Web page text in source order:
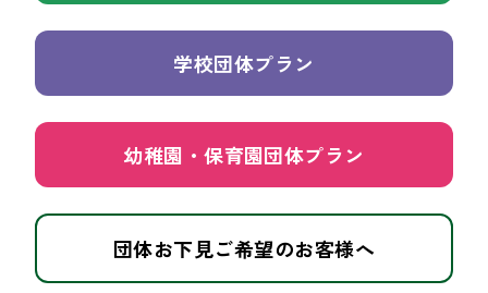
学校団体プラン
幼稚園・保育園団体プラン
団体お下見ご希望のお客様へ